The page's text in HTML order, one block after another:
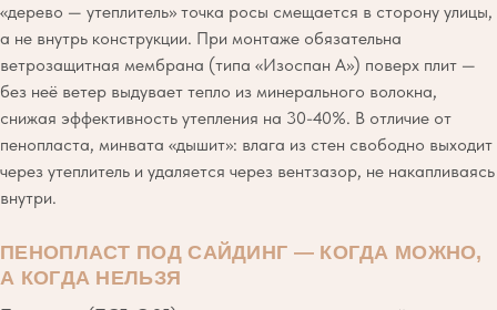
«дерево — утеплитель» точка росы смещается в сторону улицы,
а не внутрь конструкции. При монтаже обязательна
ветрозащитная мембрана (типа «Изоспан А») поверх плит —
без неё ветер выдувает тепло из минерального волокна,
снижая эффективность утепления на 30-40%. В отличие от
пенопласта, минвата «дышит»: влага из стен свободно выходит
через утеплитель и удаляется через вентзазор, не накапливаясь
внутри.
ПЕНОПЛАСТ ПОД САЙДИНГ — КОГДА МОЖНО,
А КОГДА НЕЛЬЗЯ